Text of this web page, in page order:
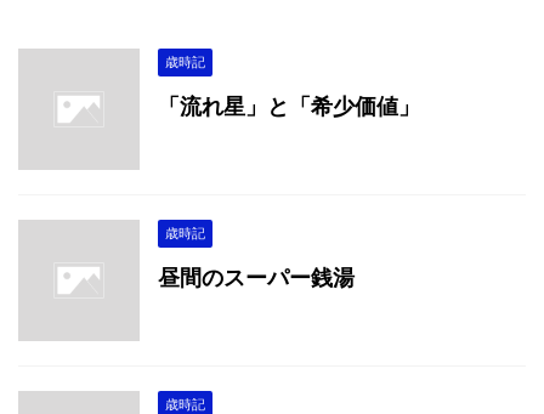
歳時記
「流れ星」と「希少価値」
歳時記
昼間のスーパー銭湯
歳時記